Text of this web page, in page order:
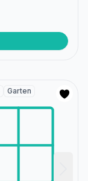
Garten